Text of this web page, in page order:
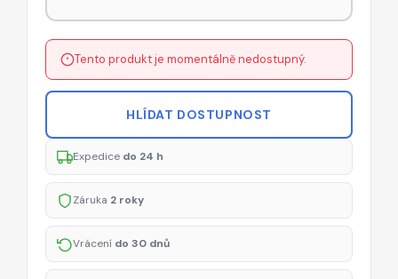
Tento produkt je momentálně nedostupný.
HLÍDAT DOSTUPNOST
Expedice do 24 h
Záruka 2 roky
Vrácení do 30 dnů